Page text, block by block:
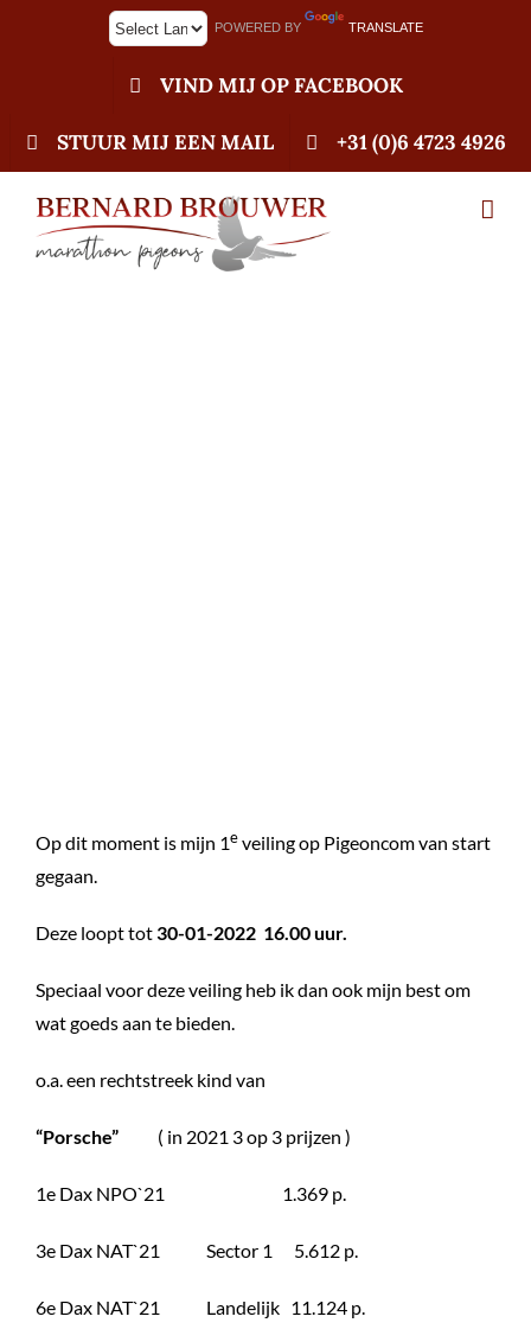
POWERED BY TRANSLATE
VIND MIJ OP FACEBOOK
STUUR MIJ EEN MAIL +31 (0)6 4723 4926
Op dit moment is mijn 1eveiling op Pigeoncom van start
gegaan.
Deze loopt tot30-01-2022 16.00 uur.
Speciaal voor deze veiling heb ik dan ook mijn best om
wat goeds aan te bieden.
o.a. een rechtstreek kind van
“Porsche” ( in 2021 3 op 3 prijzen )
1e Dax NPO`21 1.369 p.
3e Dax NAT`21 Sector 1 5.612 p.
6e Dax NAT`21 Landelijk 11.124 p.